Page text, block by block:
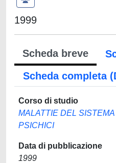
1999
Scheda breve
Scheda completa
Corso di studio
MALATTIE DEL
PSICHICI
Data di pubblicazione
1999